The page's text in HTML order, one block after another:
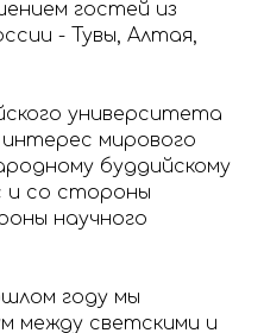
гостей из
- Тувы, Алтая,
университета
мирового
буддийскому
и со стороны
научного
году мы
между светскими и